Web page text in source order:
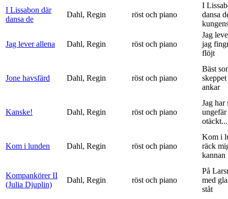
I Lissabon där
dansa de
Dahl, Regin röst och piano
I
dansa
Jag lever allena Dahl, Regin röst och piano
Jag
jag
flöjt
Jone havsfärd Dahl, Regin röst och piano
Bäst
ankar
Kanske! Dahl, Regin röst och piano
Jag har
otäckt...
Kom i lunden Dahl, Regin röst och piano
Kom i
räck
kannan
Kompankörer II
(Julia Djuplin)
Dahl, Regin röst och piano
På
med
ståt